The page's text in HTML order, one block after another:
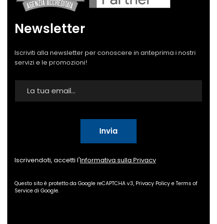
Newsletter
Iscriviti alla newsletter per conoscere in anteprima i nostri
servizi e le promozioni!
Invia
Iscrivendoti, accetti l'Informativa sulla Privacy
Questo sito è protetto da Google reCAPTCHA v3, Privacy Policy e Terms of
Service di Google.